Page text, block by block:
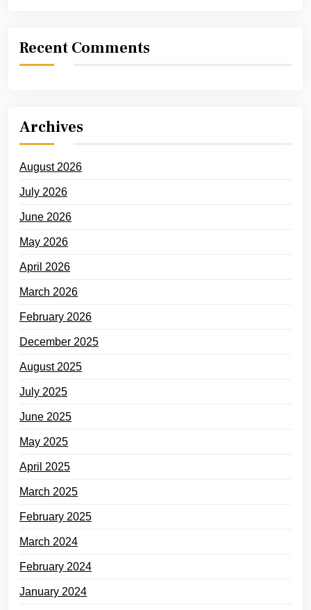
Recent Comments
Archives
August 2026
July 2026
June 2026
May 2026
April 2026
March 2026
February 2026
December 2025
August 2025
July 2025
June 2025
May 2025
April 2025
March 2025
February 2025
March 2024
February 2024
January 2024